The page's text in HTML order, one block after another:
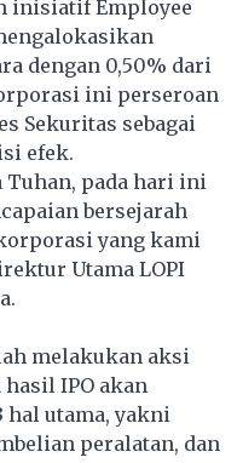
inisiatif Employee
dengan 0,50% dari
ini perseroan
Sekuritas sebagai
efek.
Tuhan, pada hari ini
bersejarah
yang kami
Utama LOPI
melakukan aksi
IPO akan
hal utama, yakni
peralatan, dan